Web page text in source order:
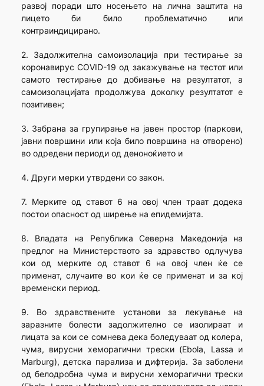
развој поради што носењето на лична заштита на
лицето би било проблематично или
контраиндицирано.
2. Задолжителна самоизолација при тестирање за
коронавирус COVID-19 од закажување на тестот или
самото тестирање до добивање на резултатот, а
самоизолацијата продолжува доколку резултатот е
позитивен;
3. Забрана за групирање на јавен простор (паркови,
јавни површини или која било површина на отворено)
во одредени периоди од деноноќието и
4. Други мерки утврдени со закон.
7. Мерките од ставот 6 на овој член траат додека
постои опасност од ширење на епидемијата.
8. Владата на Република Северна Македонија на
предлог на Министерството за здравство одлучува
кои од мерките од ставот 6 на овој член ќе се
применат, случаите во кои ќе се применат и за кој
временски период.
9. Во здравствените установи за лекување на
заразните болести задолжително се изолираат и
лицата за кои се сомнева дека боледуваат од колера,
чума, вирусни хеморагични трески (Ebola, Lassa и
Marburg), детска парализа и дифтерија. За заболени
од белодробна чума и вирусни хеморагични трески